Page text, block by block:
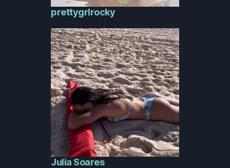
prettygrlrocky
Julia Soares